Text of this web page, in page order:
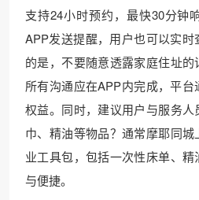
支持24小时预约，最快30分钟
APP发送提醒，用户也可以实
的是，不要随意透露家庭住址的
所有沟通应在APP内完成，平
权益。同时，建议用户与服务
巾、精油等物品？通常摩耶同
业工具包，包括一次性床单、
与便捷。